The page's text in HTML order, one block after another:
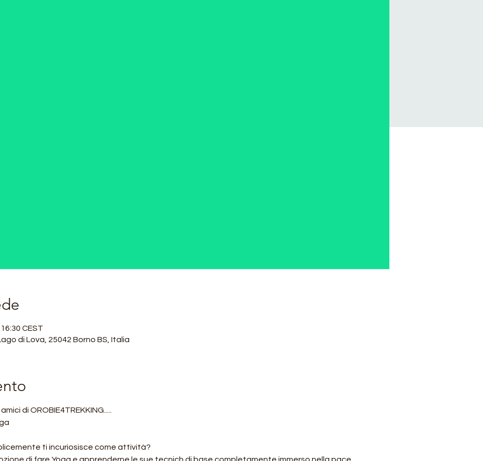
CEST
di Lova, 25042 Borno BS, Italia
di OROBIE4TREKKING.....
ti incuriosisce come attività?